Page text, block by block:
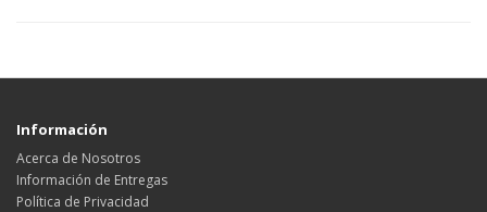
Información
Acerca de Nosotros
Información de Entregas
Política de Privacidad